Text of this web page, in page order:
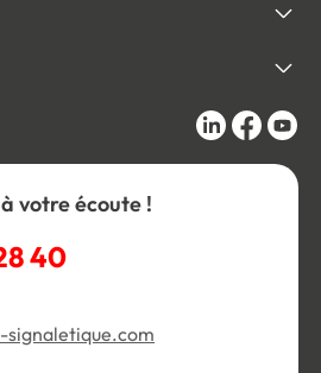
votre écoute !
40
signaletique.com